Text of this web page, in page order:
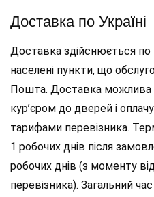
Доставка по Україні
Доставка здійснюється по
населені пункти, що
Пошта. Доставка можлива
кур’єром до дверей і
тарифами перевізника.
1 робочих днів після
робочих днів (з моменту
перевізника). Загальний